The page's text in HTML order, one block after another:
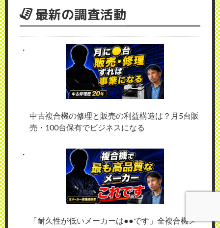
最新の調査活動
中古複合機の修理と販売の利益構造は？月5台販
売・100台保有でビジネスになる
「耐久性が低いメーカーは●●です」全複合機メ